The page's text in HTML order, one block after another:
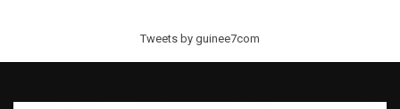
Tweets by guinee7com